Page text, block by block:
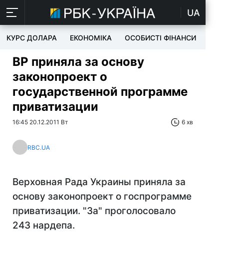
UA
КУРС ДОЛАРА ЕКОНОМІКА ОСОБИСТІ ФІНАНСИ
ВР приняла за основу
законопроект о
государственной программе
приватизации
16:45 20.12.2011 Вт 6 хв
RBC.UA
Верховная Рада Украины приняла за
основу законопроект о госпрограмме
приватизации. "За" проголосовало
243 нардепа.